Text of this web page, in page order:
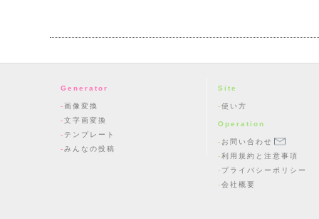
Generator
画像変換
文字画変換
テンプレート
みんなの投稿
Site
使い方
Operation
お問い合わせ
利用規約と注意事項
プライバシーポリシー
会社概要